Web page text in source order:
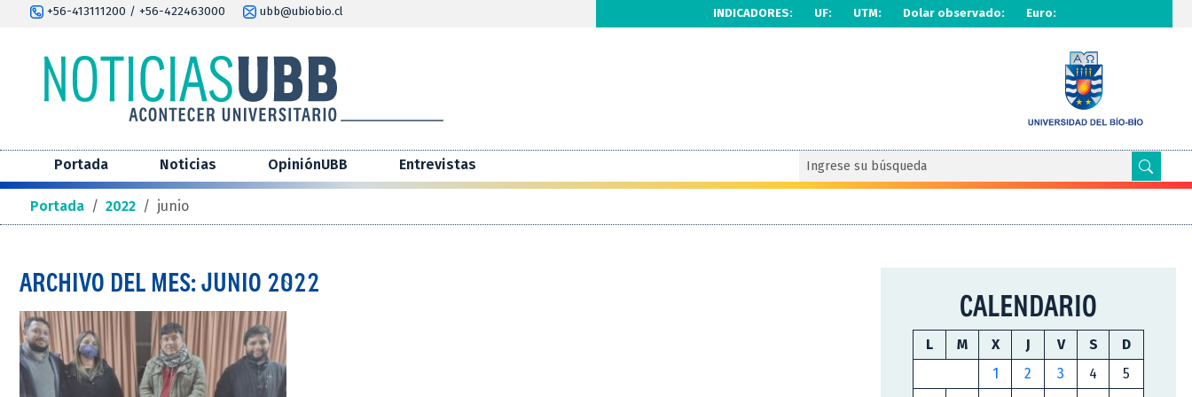
+56-413111200 / +56-422463000 ubb@ubiobio.cl INDICADORES: UF: UTM: Dolar observado: Euro:
Portada Noticias OpiniónUBB Entrevistas
Portada / 2022 / junio
ARCHIVO DEL MES: JUNIO 2022
CALENDARIO
L M X J V S
D
1
2 3 4
5